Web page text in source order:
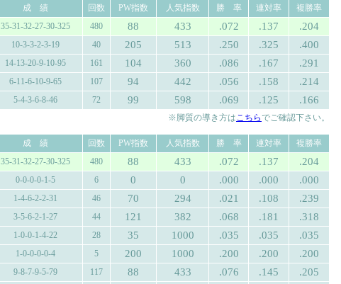
成 績 回数 PW指数 人気指数 勝 率 連対率
複勝率
35-31-32-27-30-325 480 88 433 .072 .137 .204
10-3-3-2-3-19 40 205 513 .250 .325 .400
14-13-20-9-10-95 161 104 360 .086 .167 .291
6-11-6-10-9-65 107 94 442 .056 .158 .214
5-4-3-6-8-46 72 99 598 .069 .125 .166
※脚質の導き方はこちらでご確認下さい。
成 績 回数 PW指数 人気指数 勝 率 連対率
複勝率
35-31-32-27-30-325 480 88 433 .072 .137 .204
0-0-0-0-1-5 6 0 0 .000 .000 .000
1-4-6-2-2-31 46 70 294 .021 .108 .239
3-5-6-2-1-27 44 121 382 .068 .181 .318
1-0-0-1-4-22 28 35 1000 .035 .035 .035
1-0-0-0-0-4 5 200 1000 .200 .200 .200
9-8-7-9-5-79 117 88 433 .076 .145 .205